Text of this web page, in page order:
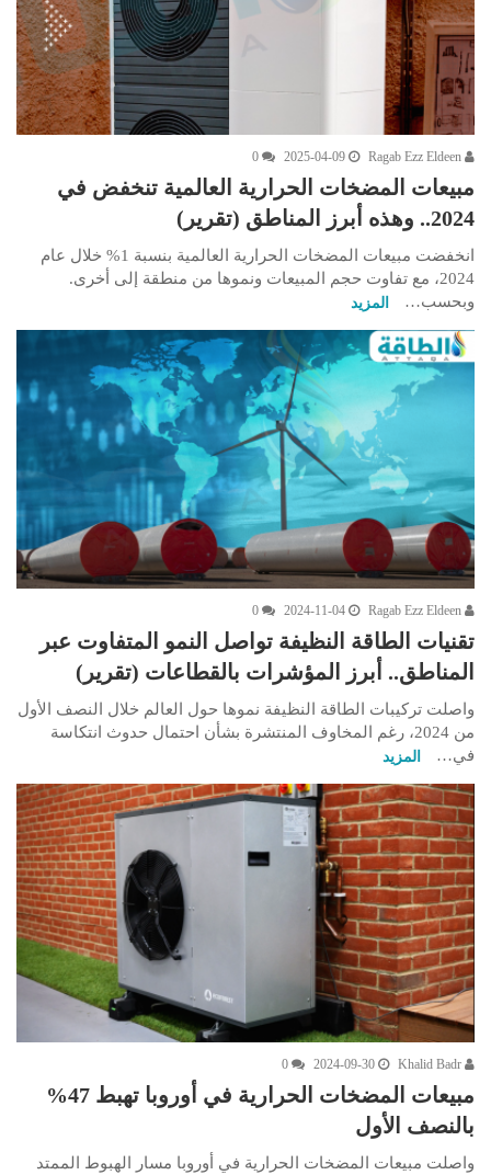
2025-04-09
0
مبيعات المضخات الحرارية العالمية تنخفض في
2024.. وهذه أبرز المناطق (تقرير)
انخفضت مبيعات المضخات الحرارية العالمية بنسبة 1% خلال عام
2024، مع تفاوت حجم المبيعات ونموها من منطقة إلى أخرى.
وبحسب…
المزيد
2024-11-04
0
تقنيات الطاقة النظيفة تواصل النمو المتفاوت عبر
المناطق.. أبرز المؤشرات بالقطاعات (تقرير)
واصلت تركيبات الطاقة النظيفة نموها حول العالم خلال النصف الأول
من 2024، رغم المخاوف المنتشرة بشأن احتمال حدوث انتكاسة
في…
المزيد
2024-09-30
0
مبيعات المضخات الحرارية في أوروبا تهبط 47%
بالنصف الأول
واصلت مبيعات المضخات الحرارية في أوروبا مسار الهبوط الممتد